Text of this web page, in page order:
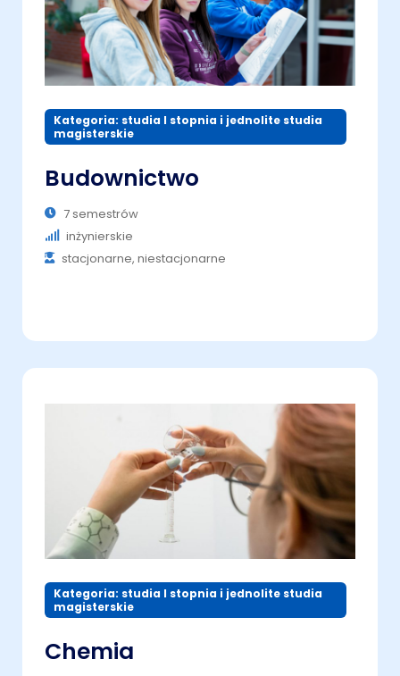
Kategoria: studia I stopnia i jednolite studia
magisterskie
Budownictwo
7 semestrów
inżynierskie
stacjonarne, niestacjonarne
Kategoria: studia I stopnia i jednolite studia
magisterskie
Chemia